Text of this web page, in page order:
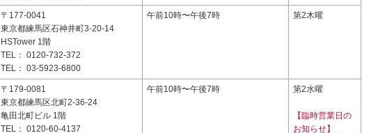
〒177-0041
東京都練馬区石神井町3-20-14
HSTower 1階
TEL： 0120-732-372
TEL： 03-5923-6800
午前10時〜午後7時 第2木曜
〒179-0081
東京都練馬区北町2-36-24
亀田北町ビル 1階
TEL： 0120-60-4137
午前10時〜午後7時 第2水曜
【臨時営業日の
お知らせ】